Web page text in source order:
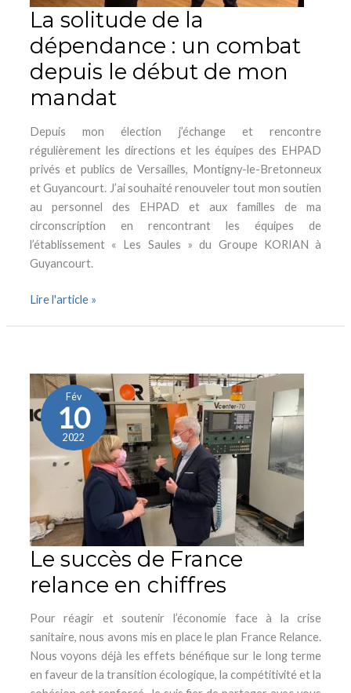
La solitude de la
dépendance : un combat
depuis le début de mon
mandat
Depuis mon élection j’échange et rencontre
régulièrement les directions et les équipes des EHPAD
privés et publics de Versailles, Montigny-le-Bretonneux
et Guyancourt. J’ai souhaité renouveler tout mon soutien
au personnel des EHPAD et aux familles de ma
circonscription en rencontrant les équipes de
l’établissement « Les Saules » du Groupe KORIAN à
Guyancourt.
de
mon
mandat
Lire l'article »
Fév
10
2022
Le succès de France
relance en chiffres
Pour réagir et soutenir l’économie face à la crise
sanitaire, nous avons mis en place le plan France Relance.
Nous voyons déjà les effets bénéfique sur le long terme
en faveur de la transition écologique, la compétitivité et la
succès
de
France
relance
en
chiffres